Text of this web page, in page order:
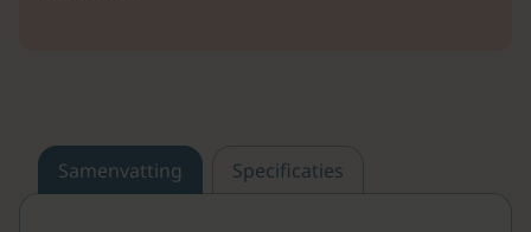
Samenvatting Specificaties